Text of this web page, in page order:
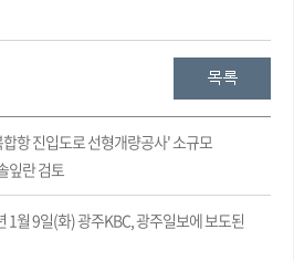
항 진입도로 선형개량공사' 소규모
잎란 검토
1월 9일(화) 광주KBC, 광주일보에 보도된